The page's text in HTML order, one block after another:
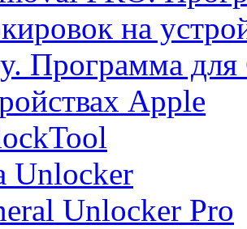
на
Программа для
Apple
Unlocker
Unlocker Pro